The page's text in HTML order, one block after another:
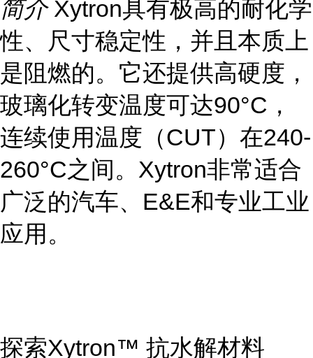
简介 Xytron具有极高的耐化学
性、尺寸稳定性，并且本质上
是阻燃的。它还提供高硬度，
玻璃化转变温度可达90°C，
连续使用温度（CUT）在240-
260°C之间。Xytron非常适合
广泛的汽车、E&E和专业工业
应用。
探索Xytron™ 抗水解材料